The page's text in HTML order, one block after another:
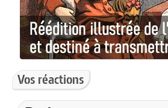
Vos réactions